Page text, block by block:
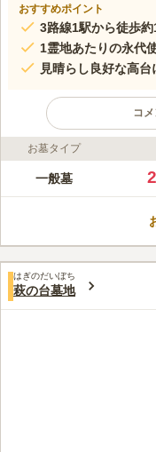
おすすめポイント
3路線1駅から徒歩
1霊地あたりの永代
見晴らし良好な高台
コ
ライフドット編集部のコメン
生駒霊苑は、奈良
の生駒霊苑」と
ついでに立ち寄る
口コミ評価
この霊園はまだ誰からも評
お墓タイプ
一般墓
はぎのだいぼち
萩の台墓地